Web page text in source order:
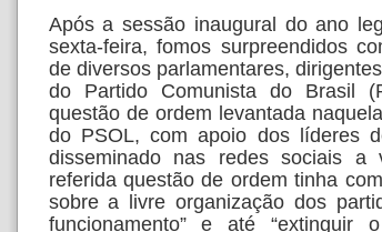
Após a sessão inaugural do ano
sexta-feira, fomos surpreendidos
de diversos parlamentares,
do Partido Comunista do Brasil
questão de ordem levantada
do PSOL, com apoio dos líderes
disseminado nas redes sociais
referida questão de ordem tinha
sobre a livre organização dos
funcionamento” e até “extinguir